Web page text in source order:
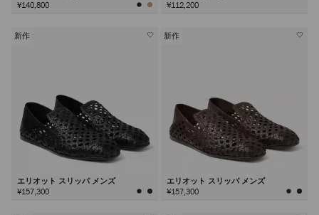
¥140,800
¥112,200
新作
エリオット スリッパ メンズ
¥157,300
新作
エリオット スリッパ メンズ
¥157,300